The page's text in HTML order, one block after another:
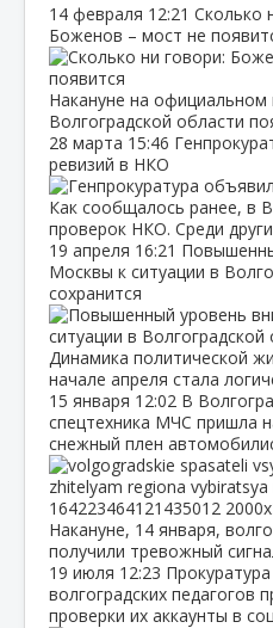
14 февраля 12:21 Сколько
Боженов – мост не
Накануне на официальном
Волгоградской области
28 марта 15:46
ревизий в НКО
Как сообщалось ранее, в
проверок НКО. Среди
19 апреля 16:21
Москвы к ситуации в
сохранится
Динамика политической
начале апреля стала
15 января 12:02 В
спецтехника МЧС пришла
снежный плен
Накануне, 14 января,
получили тревожный
19 июля 12:23
волгоградских педагогов
проверки их аккаунты в